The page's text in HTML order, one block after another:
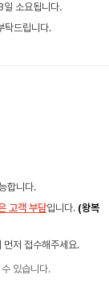
일 소요됩니다.
탁드립니다.
합니다.
고객 부담입니다. (왕복
먼저 접수해주세요.
있습니다.